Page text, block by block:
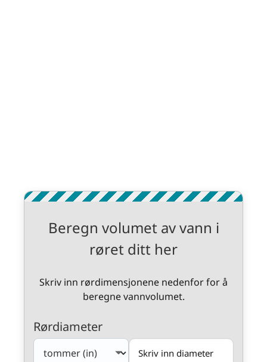
Beregn volumet av vann i
røret ditt her
Skriv inn rørdimensjonene nedenfor for å
beregne vannvolumet.
Rørdiameter